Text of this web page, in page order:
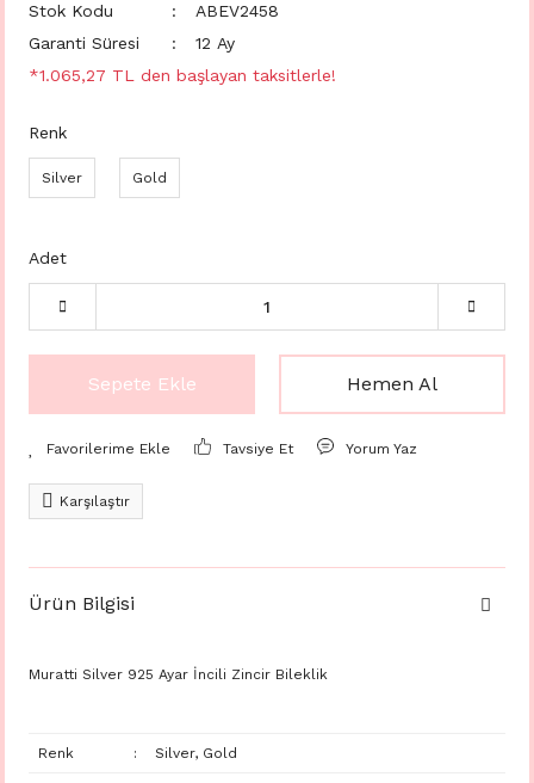
Stok Kodu
ABEV2458
Garanti Süresi
12 Ay
*1.065,27 TL den başlayan taksitlerle!
Renk
Silver Gold
Adet
Sepete Ekle Hemen Al
Tavsiye Et Yorum Yaz
Karşılaştır
Ürün Bilgisi
Muratti Silver 925 Ayar İncili Zincir Bileklik
Renk : Silver, Gold